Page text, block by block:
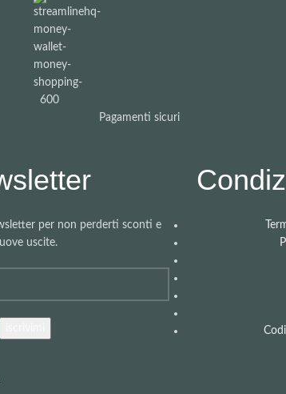
Pagamenti sicuri
per non perderti sconti e
uscite.